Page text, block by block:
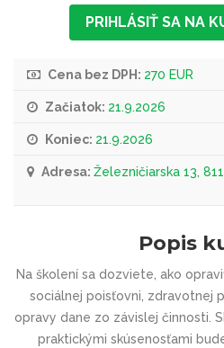
PRIHLÁSIŤ SA NA
Cena bez DPH: 270 EUR
Začiatok: 21.9.2026
Koniec: 21.9.2026
Adresa: Železničiarska 13,
Popis
Na školení sa dozviete, ako
sociálnej poisťovni, zdravotnej
opravy dane zo závislej činnosti.
praktickými skúsenosťami